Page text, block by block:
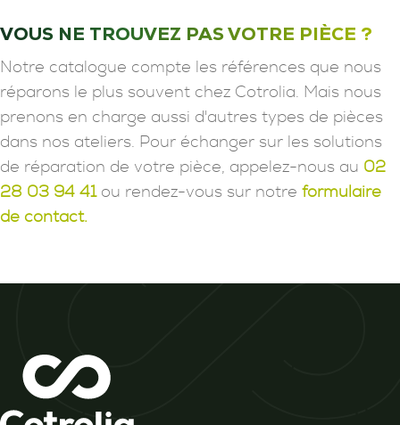
VOUS NE TROUVEZ PAS VOTRE PIÈCE ?
Notre catalogue compte les références que nous
réparons le plus souvent chez Cotrolia. Mais nous
prenons en charge aussi d'autres types de pièces
dans nos ateliers. Pour échanger sur les solutions
de réparation de votre pièce, appelez-nous au 02
28 03 94 41ou rendez-vous sur notre formulaire
de contact.